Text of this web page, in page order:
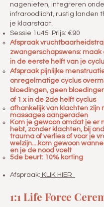
nagenieten, integreren
infraroodlicht, rustig landen
je klaarstaat.
Sessie 1u45 Prijs: €90
Afspraak
zwangerschapswens: maak
in de eerste helft van je
Afspraak pijnlijke
onregelmatige cyclus
bloedingen, geen
of 1 x in de 2de helft cyclus
afhankelijk van klachten zijn
massages aangeraden​
Kom je gewoon omdat je er
hebt, zonder klachten, bij
trauma of verlies of voor je
welzijn....kom gewoon
en je de nood voelt
5de beurt: 10% korting
Afspraak: KLIK HIER
1:1 Life Force